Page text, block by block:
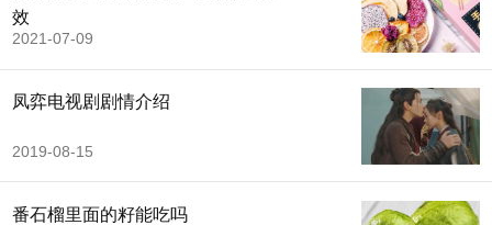
效
2021-07-09
凤弈电视剧剧情介绍
2019-08-15
番石榴里面的籽能吃吗